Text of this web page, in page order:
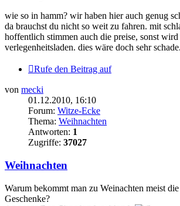
wie so in hamm? wir haben hier auch genug
da brauchst du nicht so weit zu fahren. mit
hoffentlich stimmen auch die preise, sonst
verlegenheitsladen. dies wäre doch sehr schade.
Rufe den Beitrag auf
von mecki
01.12.2010, 16:10
Forum: Witze-Ecke
Thema: Weihnachten
Antworten: 1
Zugriffe: 37027
Weihnachten
Warum bekommt man zu Weinachten meist
Geschenke?